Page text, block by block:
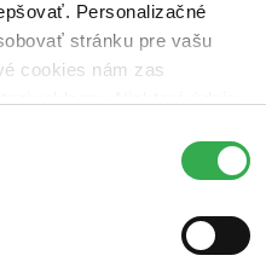
Personalizačné
stránku pre vašu
cookies nám zas
tieto cookies. Ďakujeme!